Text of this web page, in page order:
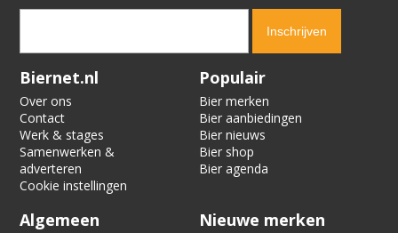
Verification code:
Biernet.nl
Over ons
Contact
Werk & stages
Samenwerken &
adverteren
Cookie instellingen
Populair
Bier merken
Bier aanbiedingen
Bier nieuws
Bier shop
Bier agenda
Algemeen Nieuwe merken